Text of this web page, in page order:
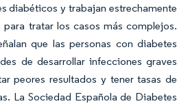
diabéticos y trabajan estrechamente
tratar los casos más complejos.
que las personas con diabetes
de desarrollar infecciones graves
peores resultados y tener tasas de
La Sociedad Española de Diabetes